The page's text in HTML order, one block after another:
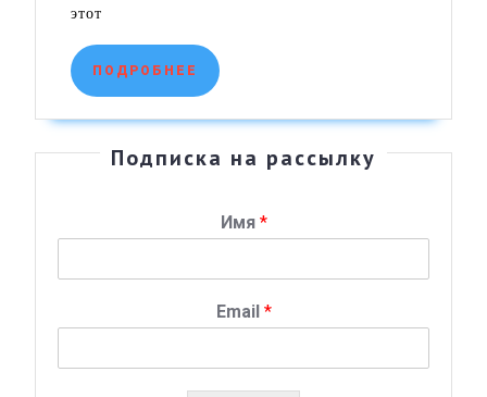
этот
ПОДРОБНЕЕ ПОДРОБНЕЕ
Подписка на рассылку
Имя *
Email *